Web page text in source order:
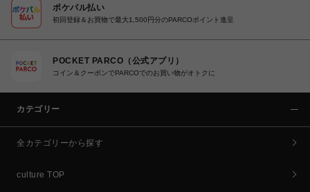
ポケパル払い
初回登録＆お買物で最大1,500円分のPARCOポイント進呈
POCKET PARCO（公式アプリ）
コイン＆クーポンでPARCOでのお買い物がオトクに
カテゴリー
全カテゴリーから探す
culture TOP